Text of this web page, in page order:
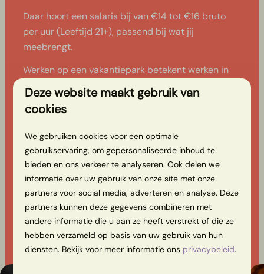
Daar hoort een salaris bij van €14 tot €16 bruto
per uur (Leeftijd 21+), passend bij wat jij
meebrengt.
Werken op een vakantiepark betekent werken in
een klein dorpje waar elke dag iets gebeurt.
Gasten die aankomen vol verwachting. Kinderen
die niet kunnen wachten om te spelen. En jij zorgt
ervoor dat hun verblijf schoon en zorgeloos begint.
Deze website maakt gebruik van
cookies
We gebruiken cookies voor een optimale
gebruikservaring, om gepersonaliseerde inhoud te
bieden en ons verkeer te analyseren. Ook delen we
informatie over uw gebruik van onze site met onze
partners voor social media, adverteren en analyse. Deze
partners kunnen deze gegevens combineren met
andere informatie die u aan ze heeft verstrekt of die ze
hebben verzameld op basis van uw gebruik van hun
diensten. Bekijk voor meer informatie ons privacybeleid.